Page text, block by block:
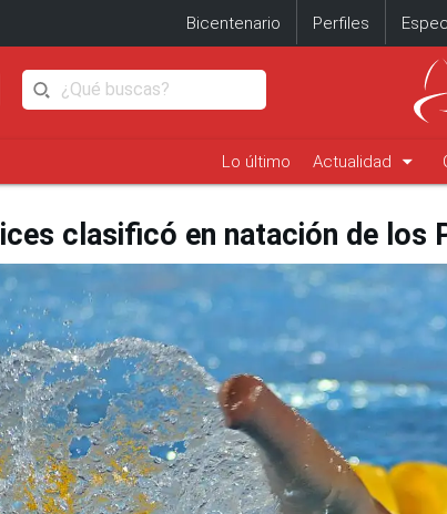
Bicentenario Perfiles
Lo último Actualidad arrow_drop_down
clasificó en natación de los